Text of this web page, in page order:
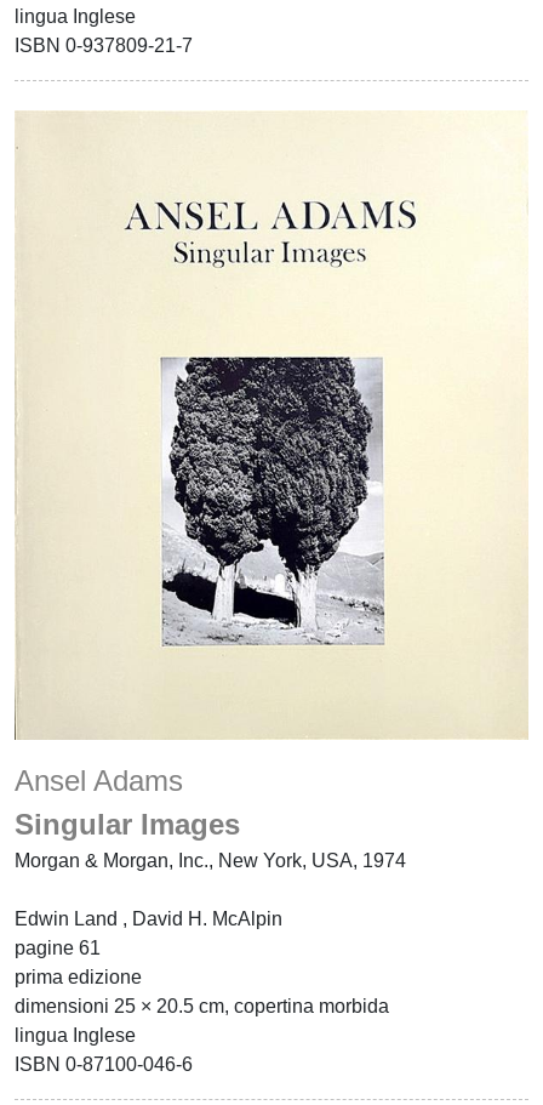
lingua Inglese
ISBN 0-937809-21-7
Ansel Adams
Singular Images
Morgan & Morgan, Inc., New York, USA, 1974
Edwin Land , David H. McAlpin
pagine 61
prima edizione
dimensioni 25 × 20.5 cm, copertina morbida
lingua Inglese
ISBN 0-87100-046-6